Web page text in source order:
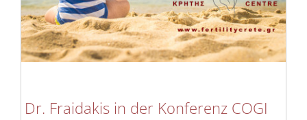
Dr. Fraidakis in der Konferenz COGI